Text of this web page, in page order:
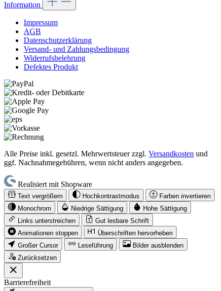
Information
Impressum
AGB
Datenschutzerklärung
Versand- und Zahlungsbedingung
Widerrufsbelehrung
Defektes Produkt
Alle Preise inkl. gesetzl. Mehrwertsteuer zzgl. Versandkosten und
ggf. Nachnahmegebühren, wenn nicht anders angegeben.
Realisiert mit Shopware
Text vergrößern Hochkontrastmodus
Farben invertieren
Monochrom
Niedrige Sättigung
Hohe Sättigung
Links unterstreichen
Gut lesbare Schrift
Animationen stoppen
Überschriften hervorheben
Großer Cursor
Leseführung
Bilder ausblenden
Zurücksetzen
Barrierefreiheit